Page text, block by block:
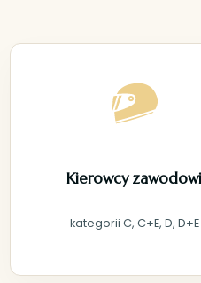
Kierowcy zawodowi
kategorii C, C+E, D, D+E